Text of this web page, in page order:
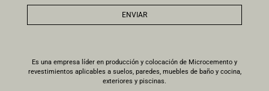
ENVIAR
Es una empresa líder en producción y colocación de Microcemento y
revestimientos aplicables a suelos, paredes, muebles de baño y cocina,
exteriores y piscinas.